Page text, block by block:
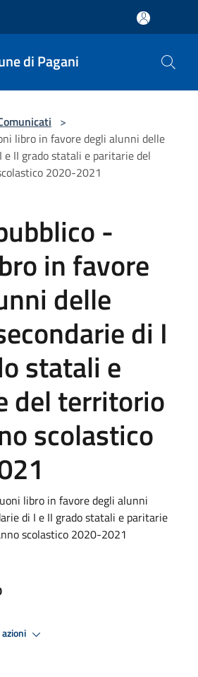
di Pagani
>
libro in favore degli alunni delle
e II grado statali e paritarie del
2020-2021
-
in favore
delle
di I
statali e
del territorio
scolastico
libro in favore degli alunni
di I e II grado statali e paritarie
scolastico 2020-2021